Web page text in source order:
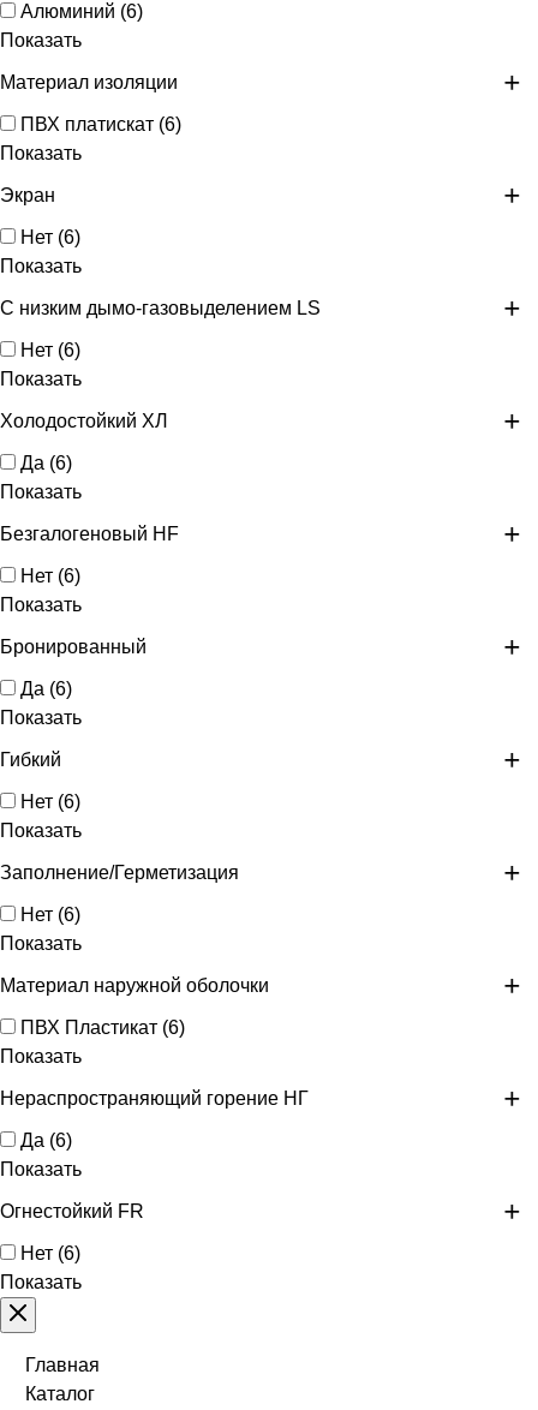
Алюминий (6)
Показать
Материал изоляции
ПВХ платискат (6)
Показать
Экран
Нет (6)
Показать
С низким дымо-газовыделением LS
Нет (6)
Показать
Холодостойкий ХЛ
Да (6)
Показать
Безгалогеновый HF
Нет (6)
Показать
Бронированный
Да (6)
Показать
Гибкий
Нет (6)
Показать
Заполнение/Герметизация
Нет (6)
Показать
Материал наружной оболочки
ПВХ Пластикат (6)
Показать
Нераспространяющий горение НГ
Да (6)
Показать
Огнестойкий FR
Нет (6)
Показать
Главная
Каталог